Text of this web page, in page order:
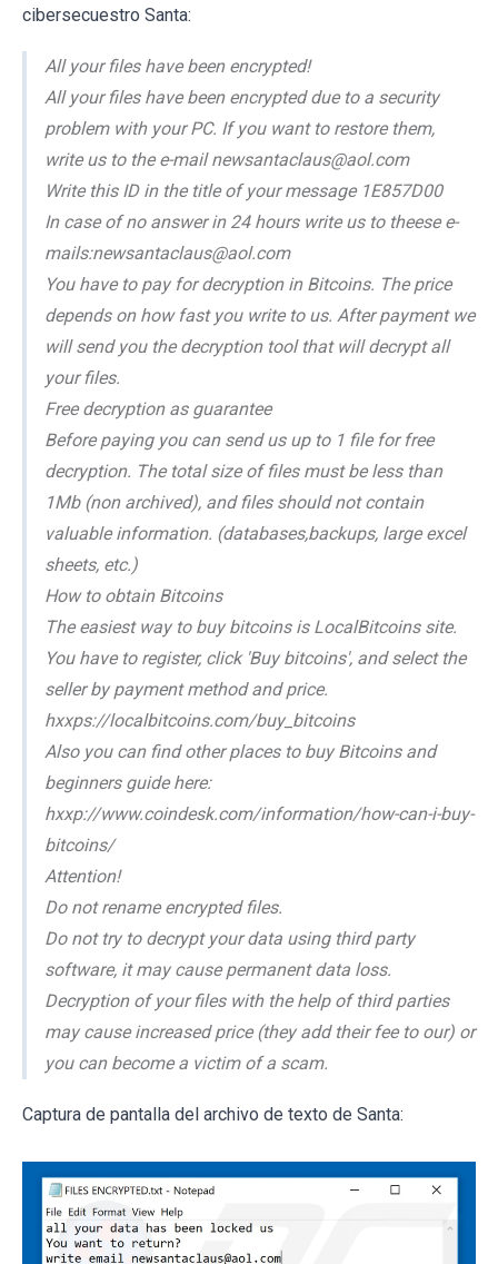
cibersecuestro Santa:
All your files have been encrypted!
All your files have been encrypted due to a security
problem with your PC. If you want to restore them,
write us to the e-mail newsantaclaus@aol.com
Write this ID in the title of your message 1E857D00
In case of no answer in 24 hours write us to theese e-
mails:newsantaclaus@aol.com
You have to pay for decryption in Bitcoins. The price
depends on how fast you write to us. After payment we
will send you the decryption tool that will decrypt all
your files.
Free decryption as guarantee
Before paying you can send us up to 1 file for free
decryption. The total size of files must be less than
1Mb (non archived), and files should not contain
valuable information. (databases,backups, large excel
sheets, etc.)
How to obtain Bitcoins
The easiest way to buy bitcoins is LocalBitcoins site.
You have to register, click 'Buy bitcoins', and select the
seller by payment method and price.
hxxps://localbitcoins.com/buy_bitcoins
Also you can find other places to buy Bitcoins and
beginners guide here:
hxxp://www.coindesk.com/information/how-can-i-buy-
bitcoins/
Attention!
Do not rename encrypted files.
Do not try to decrypt your data using third party
software, it may cause permanent data loss.
Decryption of your files with the help of third parties
may cause increased price (they add their fee to our) or
you can become a victim of a scam.
Captura de pantalla del archivo de texto de Santa: